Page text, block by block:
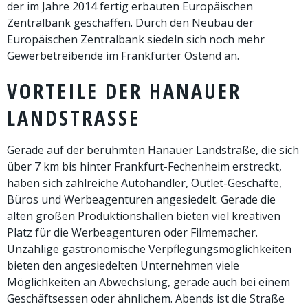
der im Jahre 2014 fertig erbauten Europäischen
Zentralbank geschaffen. Durch den Neubau der
Europäischen Zentralbank siedeln sich noch mehr
Gewerbetreibende im Frankfurter Ostend an.
VORTEILE DER HANAUER
LANDSTRASSE
Gerade auf der berühmten Hanauer Landstraße, die sich
über 7 km bis hinter Frankfurt-Fechenheim erstreckt,
haben sich zahlreiche Autohändler, Outlet-Geschäfte,
Büros und Werbeagenturen angesiedelt. Gerade die
alten großen Produktionshallen bieten viel kreativen
Platz für die Werbeagenturen oder Filmemacher.
Unzählige gastronomische Verpflegungsmöglichkeiten
bieten den angesiedelten Unternehmen viele
Möglichkeiten an Abwechslung, gerade auch bei einem
Geschäftsessen oder ähnlichem. Abends ist die Straße